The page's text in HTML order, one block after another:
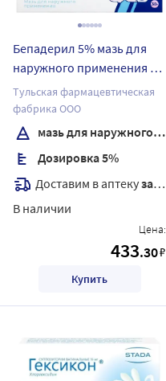
Бепадерил 5% мазь для
наружного применения 30
гр
Тульская фармацевтическая
фабрика ООО
мазь для наружного применения
Дозировка 5%
Доставим в аптекузавтра
В наличии
Цена:
433.30₽
Купить